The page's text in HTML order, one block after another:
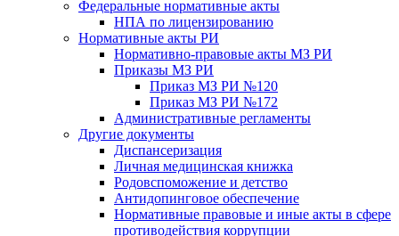
Федеральные нормативные акты
НПА по лицензированию
Нормативные акты РИ
Нормативно-правовые акты МЗ РИ
Приказы МЗ РИ
Приказ МЗ РИ №120
Приказ МЗ РИ №172
Административные регламенты
Другие документы
Диспансеризация
Личная медицинская книжка
Родовспоможение и детство
Антидопинговое обеспечение
Нормативные правовые и иные акты в сфере
противодействия коррупции